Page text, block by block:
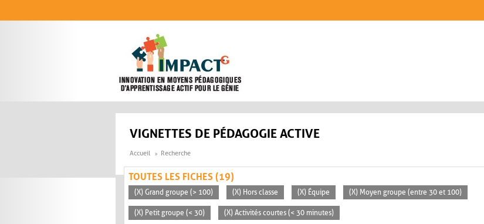
VIGNETTES DE PÉDAGOGIE ACTIVE
Accueil Recherche
TOUTES LES FICHES (19)
(X) Grand groupe (> 100) (X) Hors classe (X) Équipe (X) Moyen groupe (entre 30 et 100)
(X) Petit groupe (< 30) (X) Activités courtes (< 30 minutes)